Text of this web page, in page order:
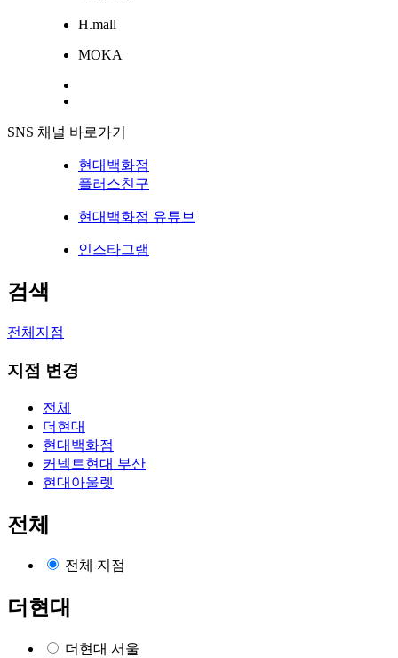
H.mall
MOKA
SNS 채널 바로가기
현대백화점
플러스친구
현대백화점 유튜브
인스타그램
검색
전체지점
지점 변경
전체
더현대
현대백화점
커넥트현대 부산
현대아울렛
전체
전체 지점
더현대
더현대 서울